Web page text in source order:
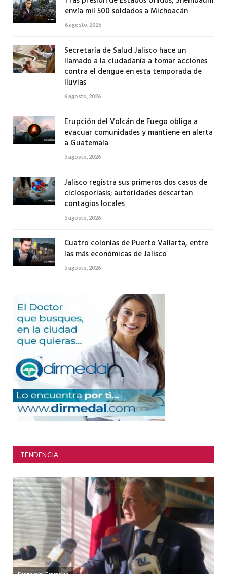
envía mil 500 soldados a Michoacán
6 agosto, 2026
Secretaría de Salud Jalisco hace un
llamado a la ciudadanía a tomar acciones
contra el dengue en esta temporada de
lluvias
6 agosto, 2026
Erupción del Volcán de Fuego obliga a
evacuar comunidades y mantiene en alerta
a Guatemala
5 agosto, 2026
Jalisco registra sus primeros dos casos de
ciclosporiasis; autoridades descartan
contagios locales
5 agosto, 2026
Cuatro colonias de Puerto Vallarta, entre
las más económicas de Jalisco
5 agosto, 2026
TENDENCIA